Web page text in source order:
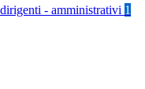
- amministrativi 1